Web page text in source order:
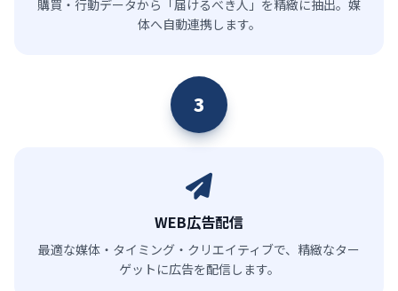
購買・行動データから「届けるべき人」を精緻に抽出。媒
体へ自動連携します。
3
WEB広告配信
最適な媒体・タイミング・クリエイティブで、精緻なター
ゲットに広告を配信します。